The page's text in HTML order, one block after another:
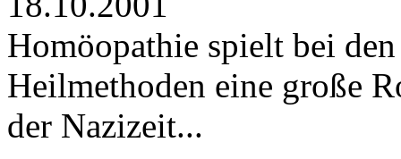
Homöopathie spielt bei
Heilmethoden eine große
der Nazizeit...